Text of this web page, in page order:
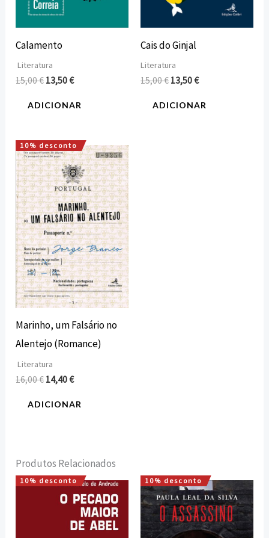
Calamento
Literatura
15,00€ 13,50€
ADICIONAR
Cais do Ginjal
Literatura
15,00€ 13,50€
ADICIONAR
10% desconto
Marinho, um Falsário no
Alentejo (Romance)
Literatura
16,00€
O
preço
original
era:
16,00 €.
14,40€
O
preço
atual
é:
14,40 €.
ADICIONAR
Produtos Relacionados
10% desconto
O
preço
12,60 €.
O
preço
atual
é:
11,34 €.
10% desconto
O
preço
original
era:
18,00 €.
O
preço
atual
é:
16,20 €.